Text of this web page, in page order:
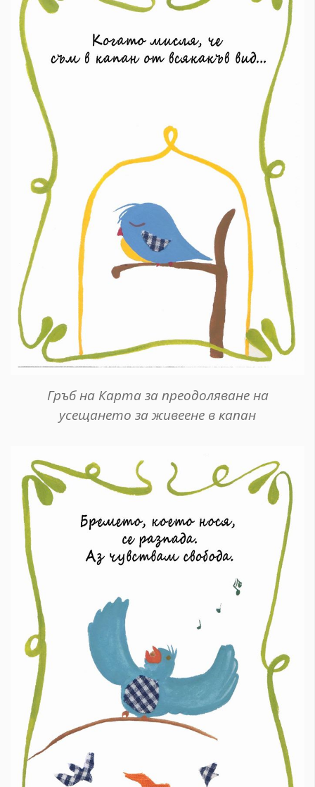
Гръб на Карта за преодоляване на
усещането за живеене в капан